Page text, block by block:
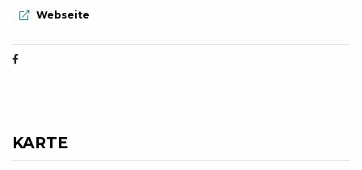
aria.website:
Webseite
KARTE